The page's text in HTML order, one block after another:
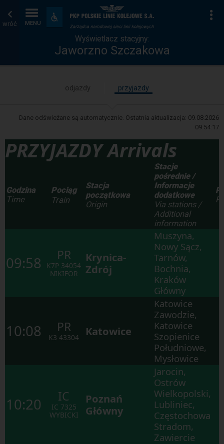
wróć MENU
Dostępność
i
udogodnienia
Wyświetlacz
stacyjny
Strona
główna
Wyświetlacz stacyjny:
Jaworzno Szczakowa
odjazdy przyjazdy
Dane odświeżane są automatycznie. Ostatnia aktualizacja: 09.08.2026
09:54:17
PRZYJAZDY Arrivals
Godzina
Time
Pociąg
Train
Stacja
początkowa
Origin
Stacje
pośrednie /
Informacje
dodatkowe
Via stations /
Additional
information
09:58 PR
K7P 34054
NIKIFOR
Krynica-
Zdrój
Muszyna,
Nowy Sącz,
Tarnów,
Bochnia,
Kraków
Główny
10:08 PR
K3 43304 Katowice
Katowice
Zawodzie,
Katowice
Szopienice
Południowe,
Mysłowice
10:20 IC
IC 7325
WYBICKI
Poznań
Główny
Jarocin,
Ostrów
Wielkopolski,
Lubliniec,
Częstochowa
Stradom,
Zawiercie